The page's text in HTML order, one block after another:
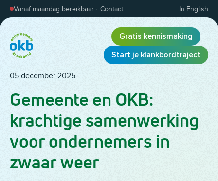
Overslaan en inhoud weergeven
Vanaf maandag bereikbaar · Contact In English
Gratis kennismaking
Start je klankbordtraject
05 december 2025
Gemeente en OKB:
krachtige samenwerking
voor ondernemers in
zwaar weer